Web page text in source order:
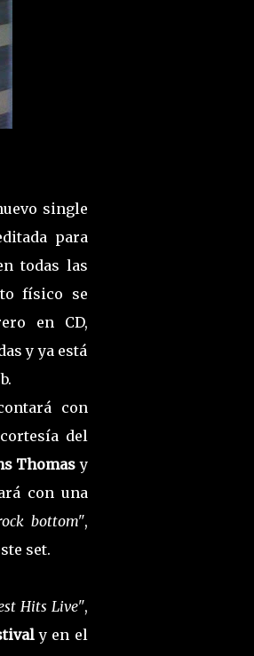
single
para
todas las
físico se
en CD,
y ya está
con
del
Thomasy
con una
bottom",
set.
Hits Live",
y en el